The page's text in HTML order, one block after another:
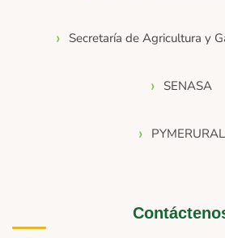
Secretaría de Agricultura y
SENASA
PYMERURAL